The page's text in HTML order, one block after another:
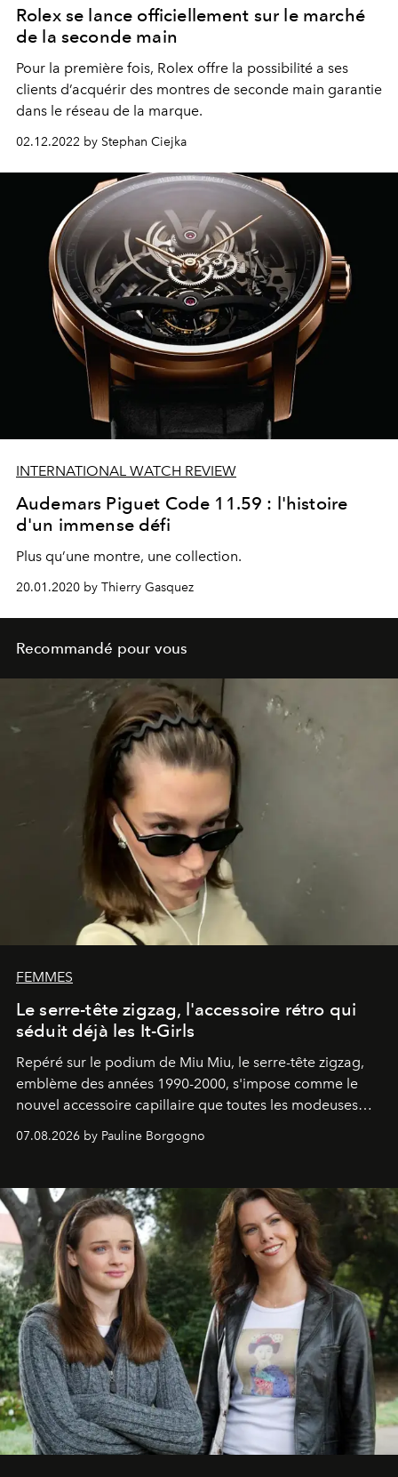
Rolex se lance officiellement sur le marché
de la seconde main
Pour la première fois, Rolex offre la possibilité a ses
clients d’acquérir des montres de seconde main garantie
dans le réseau de la marque.
02.12.2022 by Stephan Ciejka
INTERNATIONAL WATCH REVIEW
Audemars Piguet Code 11.59 : l'histoire
d'un immense défi
Plus qu’une montre, une collection.
20.01.2020 by Thierry Gasquez
Recommandé pour vous
FEMMES
Le serre-tête zigzag, l'accessoire rétro qui
séduit déjà les It-Girls
Repéré sur le podium de Miu Miu, le serre-tête zigzag,
emblème des années 1990-2000, s'impose comme le
nouvel accessoire capillaire que toutes les modeuses
s'arrachent déjà.
07.08.2026 by Pauline Borgogno